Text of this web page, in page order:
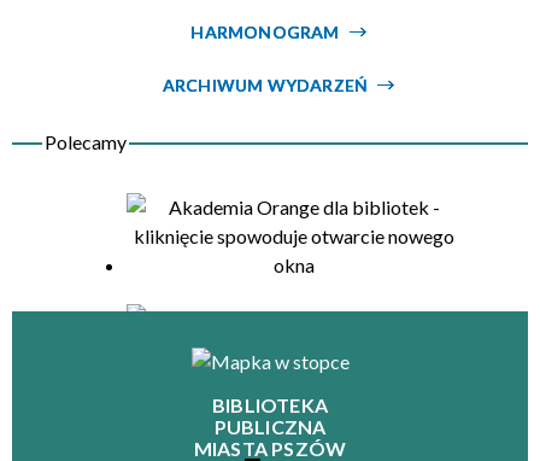
HARMONOGRAM
ARCHIWUM WYDARZEŃ
BIBLIOTEKA
PUBLICZNA
MIASTA PSZÓW